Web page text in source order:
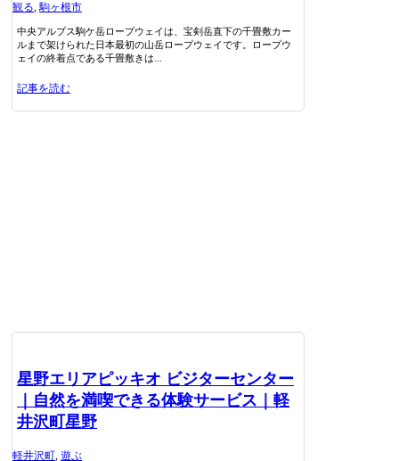
観る,駒ヶ根市
中央アルプス駒ケ岳ロープウェイは、宝剣岳直下の千畳敷カー
ルまで架けられた日本最初の山岳ロープウェイです。ロープウ
ェイの終着点である千畳敷きは...
記事を読む
星野エリアピッキオ ビジターセンター
｜自然を満喫できる体験サービス｜軽
井沢町星野
軽井沢町, 遊ぶ